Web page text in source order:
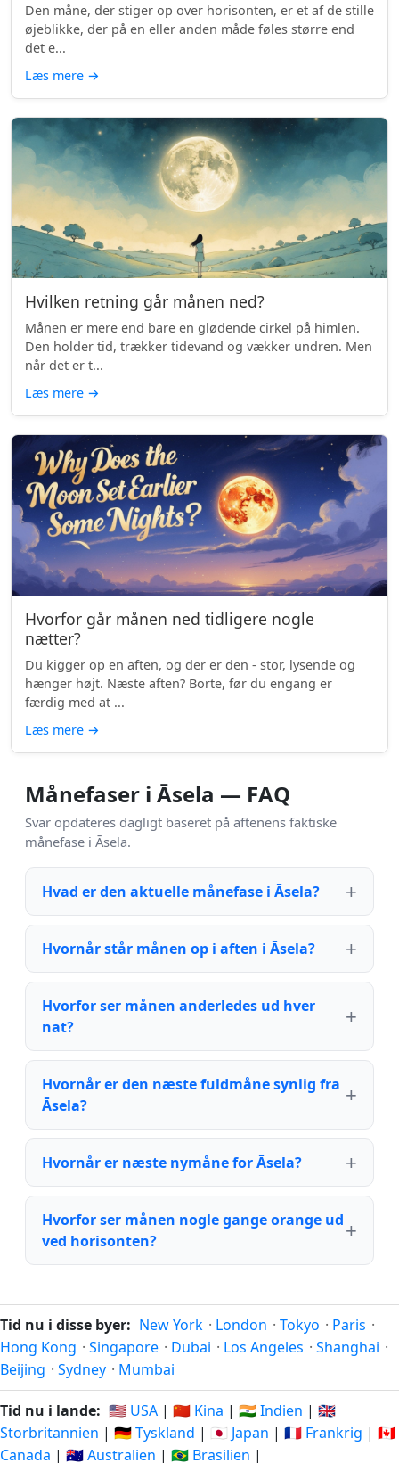
Den måne, der stiger op over horisonten, er et af de stille
øjeblikke, der på en eller anden måde føles større end
det e...
Læs mere →
Hvilken retning går månen ned?
Månen er mere end bare en glødende cirkel på himlen.
Den holder tid, trækker tidevand og vækker undren. Men
når det er t...
Læs mere →
Hvorfor går månen ned tidligere nogle
nætter?
Du kigger op en aften, og der er den - stor, lysende og
hænger højt. Næste aften? Borte, før du engang er
færdig med at ...
Læs mere →
Månefaser i Āsela — FAQ
Svar opdateres dagligt baseret på aftenens faktiske
månefase i Āsela.
Hvad er den aktuelle månefase i Āsela?
Hvornår står månen op i aften i Āsela?
Hvorfor ser månen anderledes ud hver
nat?
Hvornår er den næste fuldmåne synlig fra
Āsela?
Hvornår er næste nymåne for Āsela?
Hvorfor ser månen nogle gange orange ud
ved horisonten?
Tid nu i disse byer: New York · London · Tokyo · Paris ·
Hong Kong · Singapore · Dubai · Los Angeles · Shanghai ·
Beijing · Sydney · Mumbai
Tid nu i lande: 🇺🇸 USA | 🇨🇳 Kina | 🇮🇳 Indien | 🇬🇧
Storbritannien | 🇩🇪 Tyskland | 🇯🇵 Japan | 🇫🇷 Frankrig | 🇨🇦
Canada | 🇦🇺 Australien | 🇧🇷 Brasilien |